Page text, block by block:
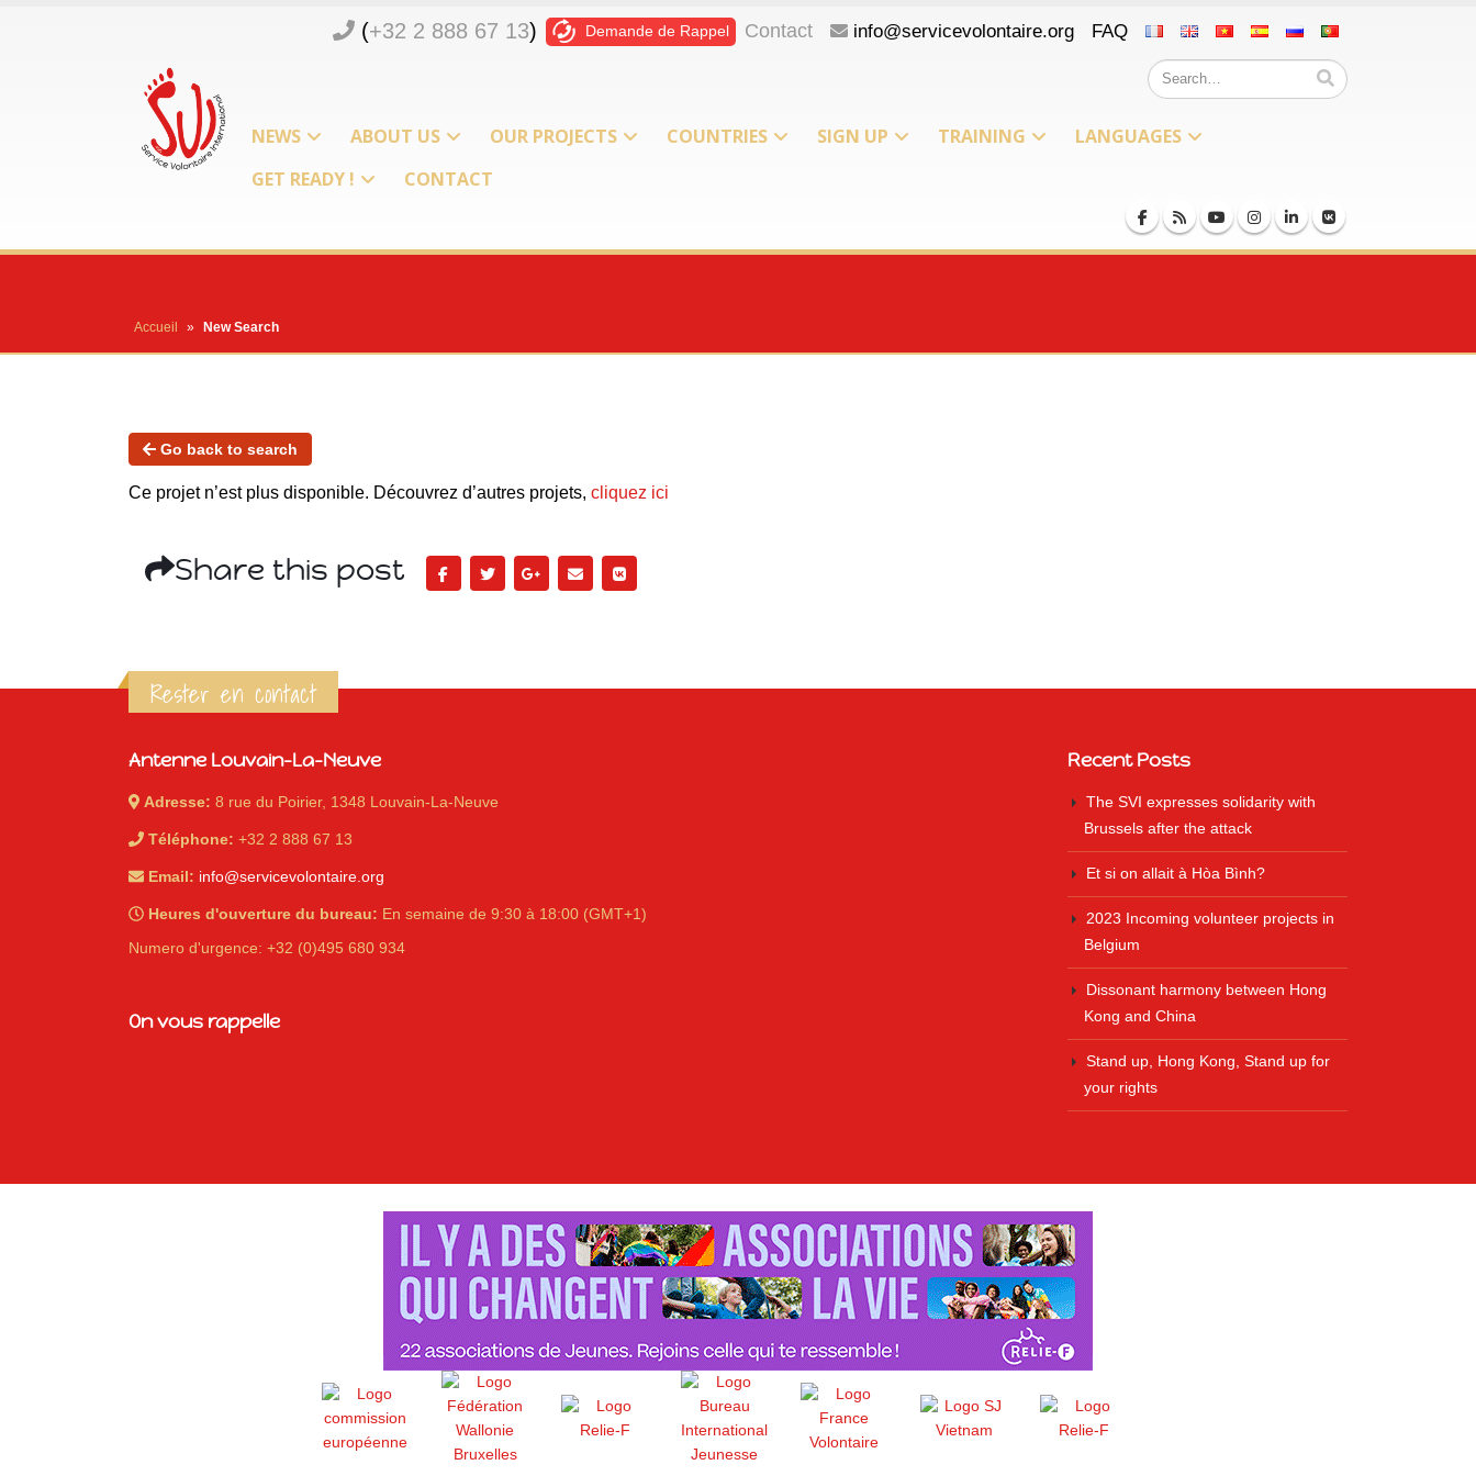
(+32 2 888 67 13) Demande de Rappel Contact info@servicevolontaire.org FAQ
NEWS ABOUT US OUR PROJECTS COUNTRIES SIGN UP TRAINING
LANGUAGES
GET READY !
CONTACT
Accueil » New Search
Go back to search
Ce projet n’est plus disponible. Découvrez d’autres projets, cliquez ici
Share this post
Rester en contact
Antenne Louvain-La-Neuve
Adresse: 8 rue du Poirier, 1348 Louvain-La-Neuve
Téléphone: +32 2 888 67 13
Email: info@servicevolontaire.org
Heures d'ouverture du bureau: En semaine de 9:30 à 18:00 (GMT+1)
Numero d'urgence: +32 (0)495 680 934
On vous rappelle
Recent Posts
The SVI expresses solidarity with
Brussels after the attack
Et si on allait à Hòa Bình?
2023 Incoming volunteer projects in
Belgium
Dissonant harmony between Hong
Kong and China
Stand up, Hong Kong, Stand up for
your rights